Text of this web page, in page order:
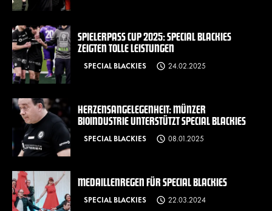
SPIELERPASS CUP 2025: SPECIAL BLACKIES
ZEIGTEN TOLLE LEISTUNGEN
SPECIAL BLACKIES 24.02.2025
HERZENSANGELEGENHEIT: MÜNZER
BIOINDUSTRIE UNTERSTÜTZT SPECIAL BLACKIES
SPECIAL BLACKIES 08.01.2025
MEDAILLENREGEN FÜR SPECIAL BLACKIES
SPECIAL BLACKIES 22.03.2024